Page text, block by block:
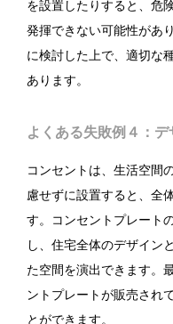
を設置したりすると、危
発揮できない可能性があ
に検討した上で、適切な
あります。
よくある失敗例４：
コンセントは、生活空間
慮せずに設置すると、全
す。コンセントプレート
し、住宅全体のデザイン
た空間を演出できます。
ントプレートが販売され
とができます。